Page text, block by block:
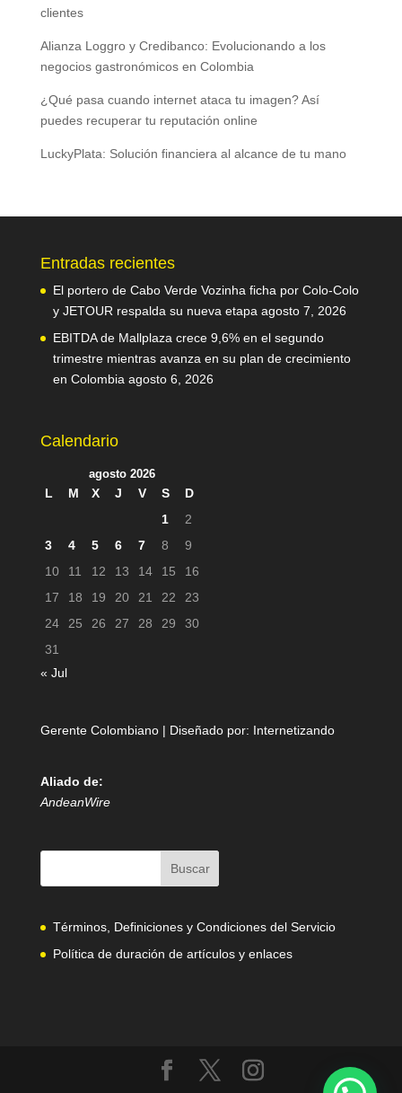
clientes
Alianza Loggro y Credibanco: Evolucionando a los
negocios gastronómicos en Colombia
¿Qué pasa cuando internet ataca tu imagen? Así
puedes recuperar tu reputación online
LuckyPlata: Solución financiera al alcance de tu mano
Entradas recientes
El portero de Cabo Verde Vozinha ficha por Colo-Colo
y JETOUR respalda su nueva etapa agosto 7, 2026
EBITDA de Mallplaza crece 9,6% en el segundo
trimestre mientras avanza en su plan de crecimiento
en Colombia agosto 6, 2026
Calendario
agosto 2026
L M X J V S
D
1
2
3
4 5 6 7 8
9
10
11 12 13 14 15
16
17
18 19 20 21 22
23
24
25 26 27 28 29
30
31
« Jul
Gerente Colombiano | Diseñado por: Internetizando
Aliado de:
AndeanWire
Términos, Definiciones y Condiciones del Servicio
Política de duración de artículos y enlaces